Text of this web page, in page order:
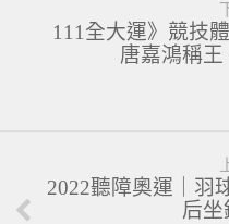
111全大運》競技
唐嘉鴻稱
2022聽障奧運｜羽
后坐